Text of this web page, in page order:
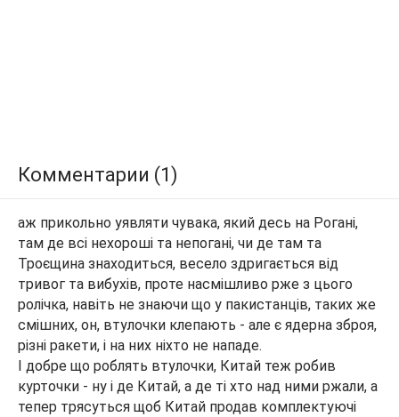
Комментарии (1)
аж прикольно уявляти чувака, який десь на Рогані,
там де всі нехороші та непогані, чи де там та
Троєщина знаходиться, весело здригається від
тривог та вибухів, проте насмішливо рже з цього
ролічка, навіть не знаючи що у пакистанців, таких же
смішних, он, втулочки клепають - але є ядерна зброя,
різні ракети, і на них ніхто не нападе.
І добре що роблять втулочки, Китай теж робив
курточки - ну і де Китай, а де ті хто над ними ржали, а
тепер трясуться щоб Китай продав комплектуючі